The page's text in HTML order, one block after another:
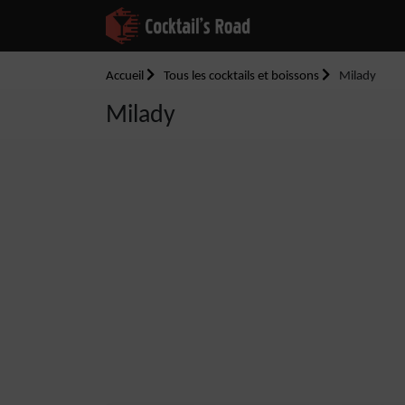
Accueil Tous les cocktails et boissons Milady
Milady